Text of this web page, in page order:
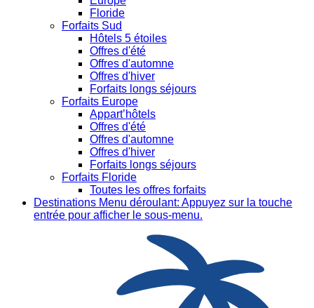
Floride
Forfaits Sud
Hôtels 5 étoiles
Offres d'été
Offres d'automne
Offres d'hiver
Forfaits longs séjours
Forfaits Europe
Appart’hôtels
Offres d'été
Offres d'automne
Offres d'hiver
Forfaits longs séjours
Forfaits Floride
Toutes les offres forfaits
Destinations Menu déroulant: Appuyez sur la touche
entrée pour afficher le sous-menu.